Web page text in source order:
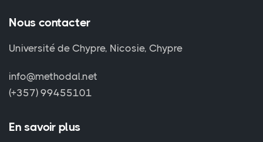
Nous contacter
Université de Chypre, Nicosie, Chypre
info@methodal.net
(+357) 99455101
En savoir plus